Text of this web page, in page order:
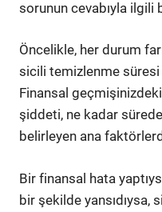
sorunun cevabıyla ilgili
Öncelikle, her durum
sicili temizlenme süresi
Finansal
şiddeti, ne kadar
belirleyen ana
Bir finansal hata
bir şekilde yansıdıysa,